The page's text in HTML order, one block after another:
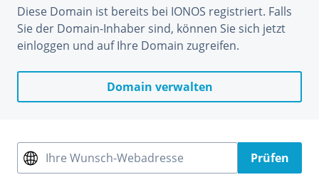
Diese Domain ist bereits bei IONOS registriert. Falls
Sie der Domain-Inhaber sind, können Sie sich jetzt
einloggen und auf Ihre Domain zugreifen.
Domain verwalten
Ihre Wunsch-Webadresse Prüfen